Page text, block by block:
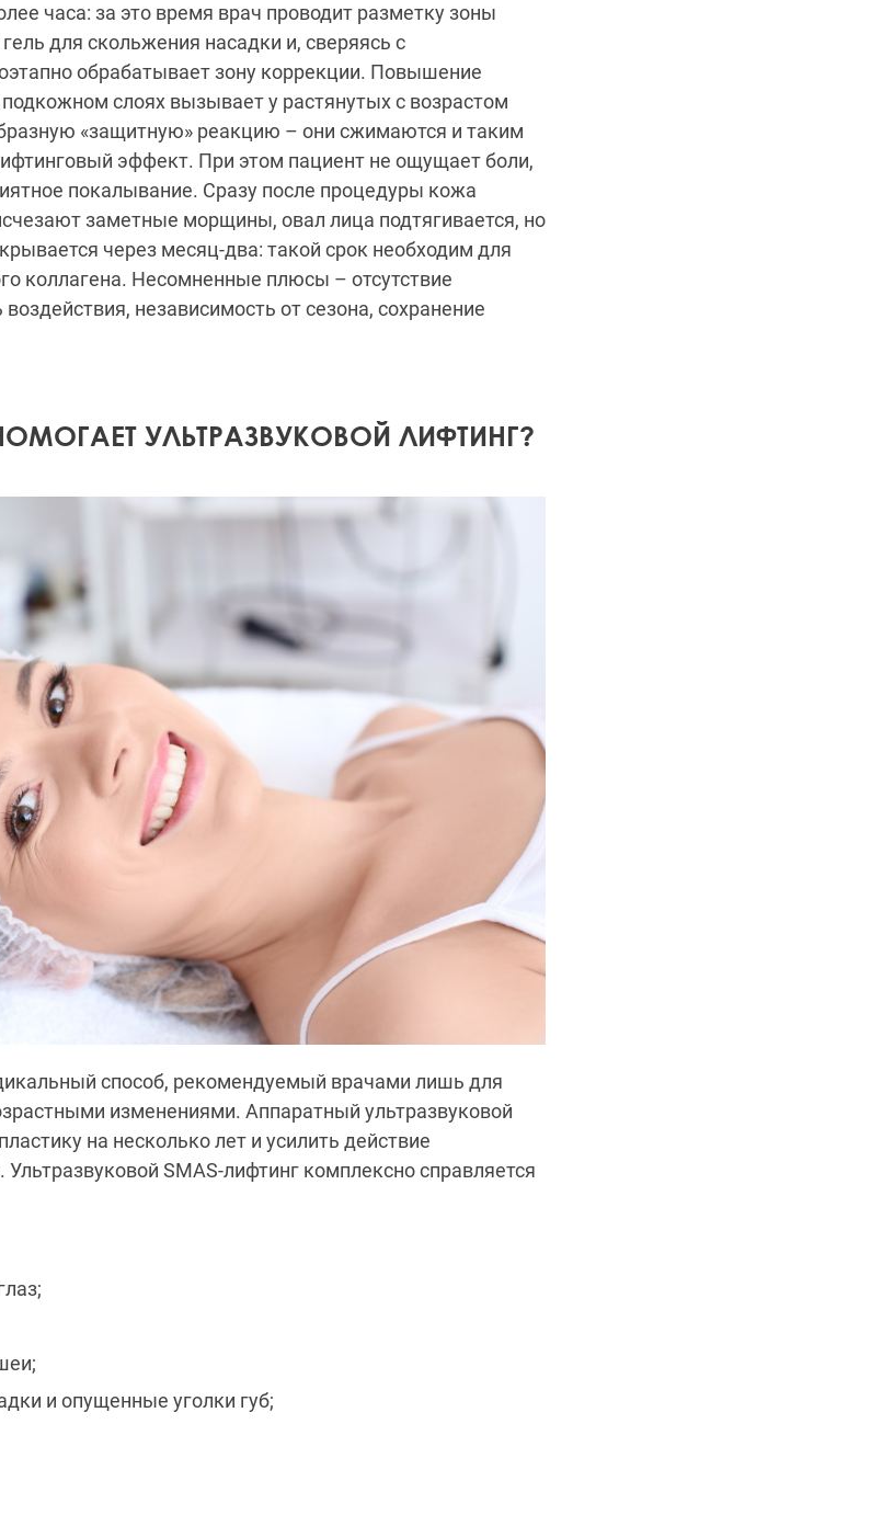
часа: за это время врач проводит разметку зоны
для скольжения насадки и, сверяясь с
обрабатывает зону коррекции. Повышение
слоях вызывает у растянутых с возрастом
«защитную» реакцию – они сжимаются и таким
эффект. При этом пациент не ощущает боли,
покалывание. Сразу после процедуры кожа
заметные морщины, овал лица подтягивается, но
через месяц-два: такой срок необходим для
коллагена. Несомненные плюсы – отсутствие
независимость от сезона, сохранение
УЛЬТРАЗВУКОВОЙ ЛИФТИНГ?
способ, рекомендуемый врачами лишь для
изменениями. Аппаратный ультразвуковой
на несколько лет и усилить действие
SMAS-лифтинг комплексно справляется
и опущенные уголки губ;